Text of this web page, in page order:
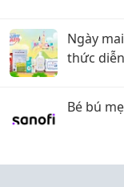
Ngày
thức
Bé bú